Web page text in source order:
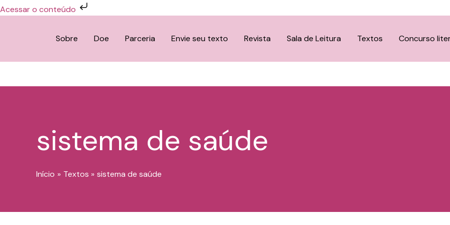
Acessar o conteúdo
Ir
para
Sobre Doe Parceria Envie seu texto Revista Sala de Leitura Textos Concurso
sistema de saúde
Início Textos sistema de saúde